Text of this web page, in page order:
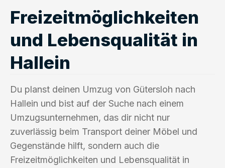
Freizeitmöglichkeiten
und Lebensqualität in
Hallein
Du planst deinen Umzug von Gütersloh nach
Hallein und bist auf der Suche nach einem
Umzugsunternehmen, das dir nicht nur
zuverlässig beim Transport deiner Möbel und
Gegenstände hilft, sondern auch die
Freizeitmöglichkeiten und Lebensqualität in